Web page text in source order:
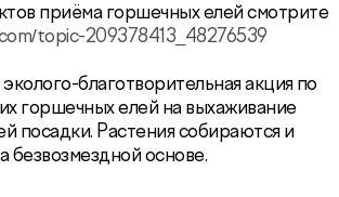
приёма горшечных елей смотрите
topic-209378413_48276539
благотворительная акция по
горшечных елей на выхаживание
посадки. Растения собираются и
безвозмездной основе.